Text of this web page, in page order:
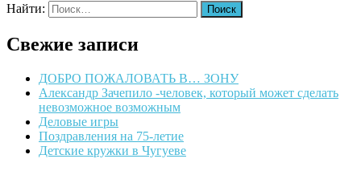
Найти:
Свежие записи
ДОБРО ПОЖАЛОВАТЬ В… ЗОНУ
Александр Зачепило -человек, который может сделать
невозможное возможным
Деловые игры
Поздравления на 75-летие
Детские кружки в Чугуеве